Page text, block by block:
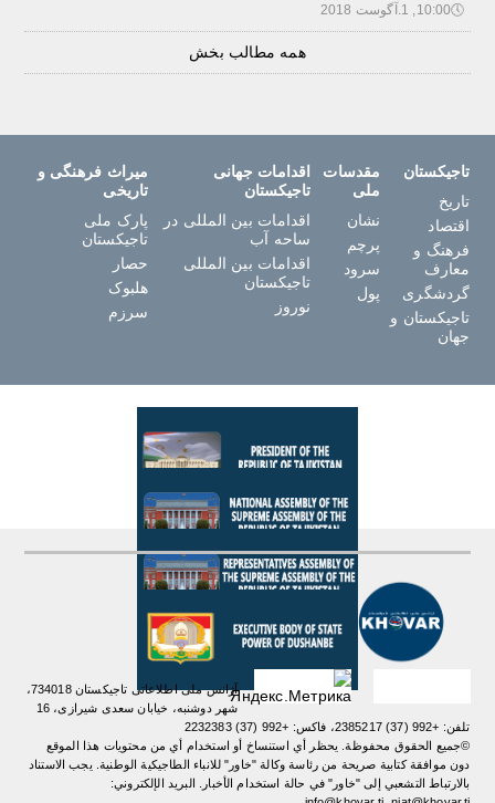
🕔10:00, 1.آگوست 2018
همه مطالب بخش
تاجیکستان
تاریخ
اقتصاد
فرهنگ و
معارف
گردشگری
تاجیکستان و
جهان
مقدسات
ملی
نشان
پرچم
سرود
پول
اقدامات جهانی
تاجیکستان
اقدامات بین المللی در
ساحه آب
اقدامات بین المللی
تاجیکستان
نوروز
میراث فرهنگی و
تاریخی
پارک ملی
تاجیکستان
حصار
هلبوک
سرزم
آژانس ملی اطلاعاتی تاجیکستان 734018،
شهر دوشنبه، خیابان سعدی شیرازی، 16
تلفن: +992 (37) 2385217، فاکس: +992 (37) 2232383
©جميع الحقوق محفوظة. يحظر أي استنساخ أو استخدام أي من محتويات هذا الموقع
دون موافقة كتابية صريحة من رئاسة وكالة "خاور" للانباء الطاجيكية الوطنية. یجب الاستناد
بالارتباط التشعبي إلى "خاور" في حالة استخدام الأخبار. البريد الإلكتروني: